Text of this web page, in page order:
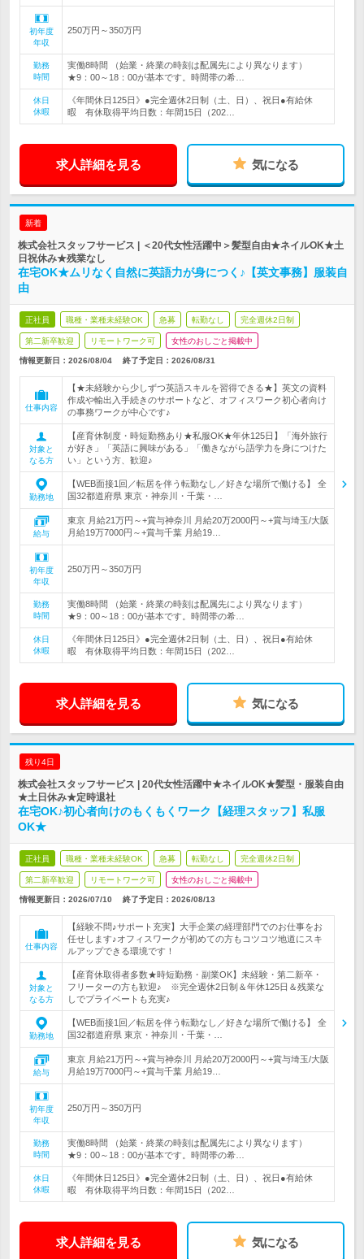
初年度
年収
250万円～350万円
勤務
時間
実働8時間 （始業・終業の時刻は配属先により異なります）
★9：00～18：00が基本です。時間帯の希…
休日
休暇
《年間休日125日》●完全週休2日制（土、日）、祝日●有給休
暇 有休取得平均日数：年間15日（202…
求人詳細を見る 気になる
新着
株式会社スタッフサービス | ＜20代女性活躍中＞髪型自由★ネイルOK★土
日祝休み★残業なし
在宅OK★ムリなく自然に英語力が身につく♪【英文事務】服装自
由
正社員 職種・業種未経験OK 急募 転勤なし 完全週休2日制
第二新卒歓迎 リモートワーク可 女性のおしごと掲載中
情報更新日：2026/08/04 終了予定日： 2026/08/31
仕事内容
【★未経験から少しずつ英語スキルを習得できる★】英文の資料
作成や輸出入手続きのサポートなど、オフィスワーク初心者向け
の事務ワークが中心です♪
対象と
なる方
【産育休制度・時短勤務あり★私服OK★年休125日】「海外旅行
が好き」「英語に興味がある」「働きながら語学力を身につけた
い」という方、歓迎♪
勤務地
【WEB面接1回／転居を伴う転勤なし／好きな場所で働ける】 全
国32都道府県 東京・神奈川・千葉・…
給与
東京 月給21万円～+賞与神奈川 月給20万2000円～+賞与埼玉/大阪
月給19万7000円～+賞与千葉 月給19…
初年度
年収
250万円～350万円
勤務
時間
実働8時間 （始業・終業の時刻は配属先により異なります）
★9：00～18：00が基本です。時間帯の希…
休日
休暇
《年間休日125日》●完全週休2日制（土、日）、祝日●有給休
暇 有休取得平均日数：年間15日（202…
求人詳細を見る 気になる
残り4日
株式会社スタッフサービス | 20代女性活躍中★ネイルOK★髪型・服装自由
★土日休み★定時退社
在宅OK♪初心者向けのもくもくワーク【経理スタッフ】私服
OK★
正社員 職種・業種未経験OK 急募 転勤なし 完全週休2日制
第二新卒歓迎 リモートワーク可 女性のおしごと掲載中
情報更新日：2026/07/10 終了予定日： 2026/08/13
仕事内容
【経験不問♪サポート充実】大手企業の経理部門でのお仕事をお
任せします♪オフィスワークが初めての方もコツコツ地道にスキ
ルアップできる環境です！
対象と
なる方
【産育休取得者多数★時短勤務・副業OK】未経験・第二新卒・
フリーターの方も歓迎♪ ※完全週休2日制＆年休125日＆残業な
しでプライベートも充実♪
勤務地
【WEB面接1回／転居を伴う転勤なし／好きな場所で働ける】 全
国32都道府県 東京・神奈川・千葉・…
給与
東京 月給21万円～+賞与神奈川 月給20万2000円～+賞与埼玉/大阪
月給19万7000円～+賞与千葉 月給19…
初年度
年収
250万円～350万円
勤務
時間
実働8時間 （始業・終業の時刻は配属先により異なります）
★9：00～18：00が基本です。時間帯の希…
休日
休暇
《年間休日125日》●完全週休2日制（土、日）、祝日●有給休
暇 有休取得平均日数：年間15日（202…
求人詳細を見る 気になる